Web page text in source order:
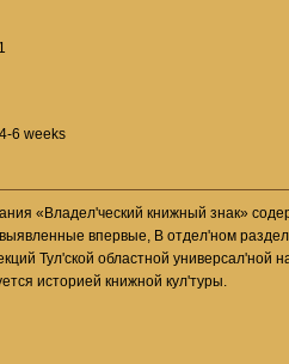
6 weeks
«Владел'ческий книжный знак»
впервые, В отдел'ном
Тул'ской областной универсал'ной
историей книжной кул'туры.